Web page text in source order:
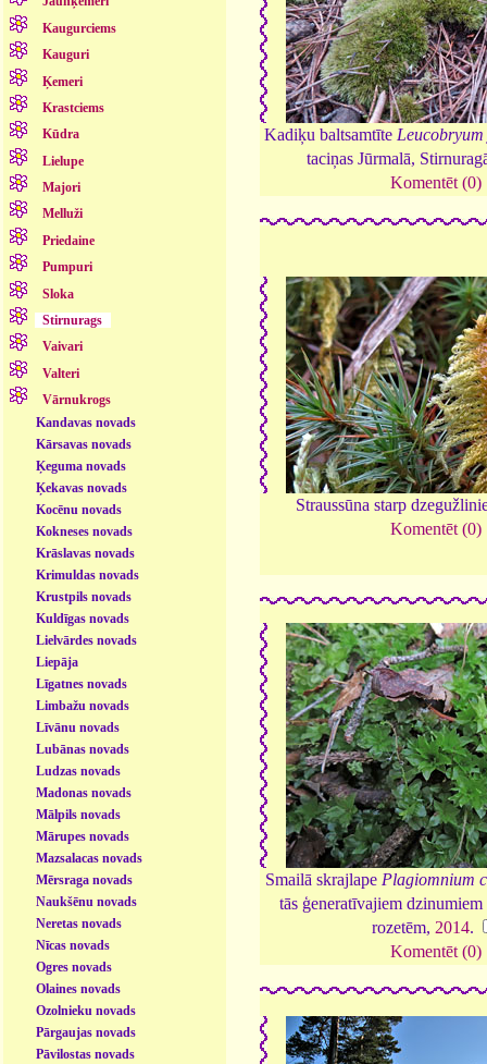
Kaugurciems
Kauguri
Ķemeri
Krastciems
Kūdra
Lielupe
Majori
Melluži
Priedaine
Pumpuri
Sloka
Stirnurags
Vaivari
Valteri
Vārnukrogs
Kandavas novads
Kārsavas novads
Ķeguma novads
Ķekavas novads
Kocēnu novads
Kokneses novads
Krāslavas novads
Krimuldas novads
Krustpils novads
Kuldīgas novads
Lielvārdes novads
Liepāja
Līgatnes novads
Limbažu novads
Līvānu novads
Lubānas novads
Ludzas novads
Madonas novads
Mālpils novads
Mārupes novads
Mazsalacas novads
Mērsraga novads
Naukšēnu novads
Neretas novads
Nīcas novads
Ogres novads
Olaines novads
Ozolnieku novads
Pārgaujas novads
Pāvilostas novads
Kadiķu baltsamtīte
taciņas Jūrmalā,
Komentēt (0)
Straussūna starp
Komentēt (0)
Smailā skrajlape Plagiomnium
tās ģeneratīvajiem
rozetēm, 2014.
Komentēt (0)